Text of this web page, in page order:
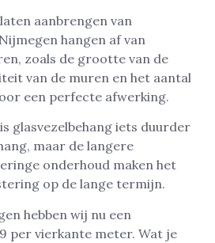
aanbrengen van
hangen af van
zoals de grootte van de
van de muren en het aantal
een perfecte afwerking.
glasvezelbehang iets duurder
maar de langere
onderhoud maken het
op de lange termijn.
hebben wij nu een
per vierkante meter. Wat je